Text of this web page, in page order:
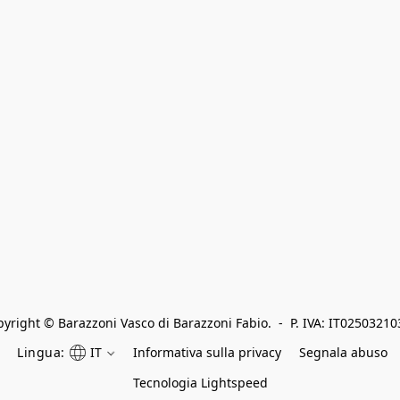
© Barazzoni Vasco di Barazzoni Fabio.  -  P. IVA:
Lingua:
IT Informativa sulla privacy
Segnala abuso
Tecnologia Lightspeed